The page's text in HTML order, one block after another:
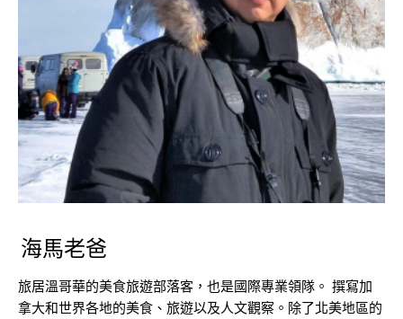
海馬老爸
旅居溫哥華的美食旅遊部落客，也是國際專業領隊。 撰寫加
拿大和世界各地的美食、旅遊以及人文觀察。除了北美地區的